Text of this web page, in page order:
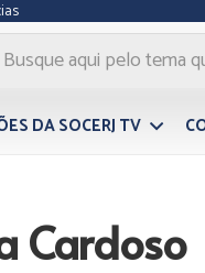
DA SOCERJ TV
Cardoso